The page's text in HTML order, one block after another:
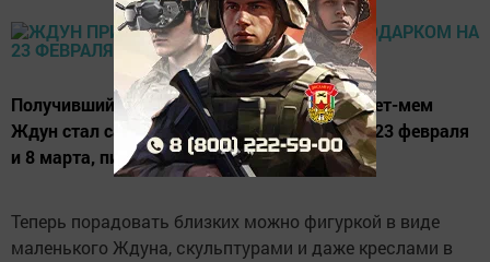
Получивший бешеную популярность интернет-мем
Ждун стал самым желанным подарком на 23 февраля
и 8 марта, пишут «Вести.ru».
Теперь порадовать близких можно фигуркой в виде
маленького Ждуна, скульптурами и даже креслами в